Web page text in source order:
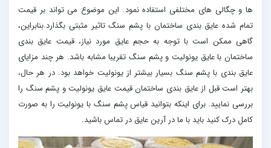
ها و چگالی های مختلفی استفاده نمود. این موضوع می تواند بر قیمت
تمام شده عایق بندی ساختمان با پشم سنگ تاثیر مثبتی بگذارد.بنابراین،
گاهی ممکن است با توجه به حجم عایق مورد نیاز، قیمت عایق بندی
ساختمان با عایق یونولیت و پشم سنگ تقریبا مشابه باشد. هر چند مزایای
عایق بندی با پشم سنگ بسیار بیشتر از یونولیت خواهد بود. در هر حال،
بهتر است قبل از عایق بندی ساختمان قیمت عایق یونولیت و پشم سنگ را
بررسی نمایید. برای اینکه بتوانید قیاس پشم سنگ با یونولیت را به صورت
کامل درک کنید باید با ما در آرین عایق در تماس باشید.